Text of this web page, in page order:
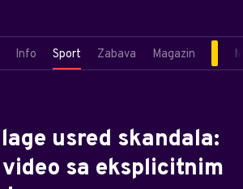
Info Sport Zabava Magazin
usred skandala:
sa eksplicitnim